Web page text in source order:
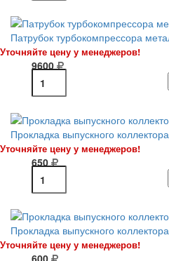
Патрубок турбокомпрессора
Уточняйте цену у менеджеров!
9600
Прокладка выпускного
Уточняйте цену у менеджеров!
650
Прокладка выпускного
Уточняйте цену у менеджеров!
600